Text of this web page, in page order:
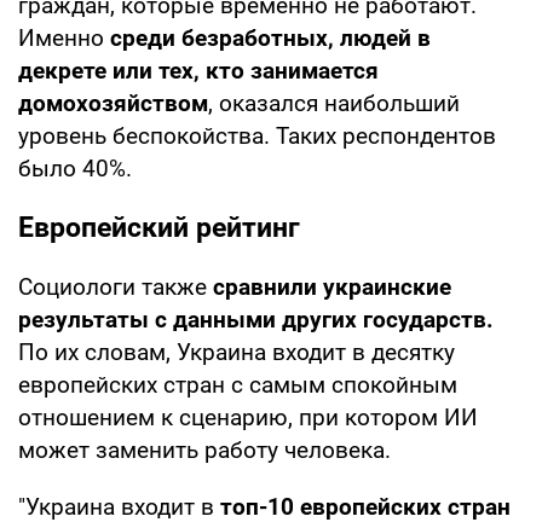
Именно среди безработных, людей в
декрете или тех, кто занимается
домохозяйством, оказался наибольший
уровень беспокойства. Таких респондентов
было 40%.
Европейский рейтинг
Социологи также сравнили украинские
результаты с данными других государств.
По их словам, Украина входит в десятку
европейских стран с самым спокойным
отношением к сценарию, при котором ИИ
может заменить работу человека.
"Украина входит в топ-10 европейских стран